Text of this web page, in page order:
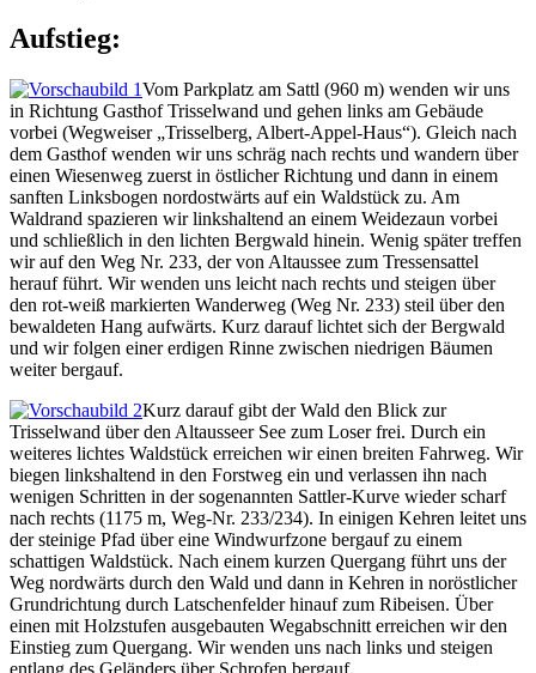
Aufstieg:
Vom Parkplatz am Sattl (960 m) wenden wir uns
in Richtung Gasthof Trisselwand und gehen links am Gebäude
vorbei (Wegweiser „Trisselberg, Albert-Appel-Haus“). Gleich nach
dem Gasthof wenden wir uns schräg nach rechts und wandern über
einen Wiesenweg zuerst in östlicher Richtung und dann in einem
sanften Linksbogen nordostwärts auf ein Waldstück zu. Am
Waldrand spazieren wir linkshaltend an einem Weidezaun vorbei
und schließlich in den lichten Bergwald hinein. Wenig später treffen
wir auf den Weg Nr. 233, der von Altaussee zum Tressensattel
herauf führt. Wir wenden uns leicht nach rechts und steigen über
den rot-weiß markierten Wanderweg (Weg Nr. 233) steil über den
bewaldeten Hang aufwärts. Kurz darauf lichtet sich der Bergwald
und wir folgen einer erdigen Rinne zwischen niedrigen Bäumen
weiter bergauf.
Kurz darauf gibt der Wald den Blick zur
Trisselwand über den Altausseer See zum Loser frei. Durch ein
weiteres lichtes Waldstück erreichen wir einen breiten Fahrweg. Wir
biegen linkshaltend in den Forstweg ein und verlassen ihn nach
wenigen Schritten in der sogenannten Sattler-Kurve wieder scharf
nach rechts (1175 m, Weg-Nr. 233/234). In einigen Kehren leitet uns
der steinige Pfad über eine Windwurfzone bergauf zu einem
schattigen Waldstück. Nach einem kurzen Quergang führt uns der
Weg nordwärts durch den Wald und dann in Kehren in noröstlicher
Grundrichtung durch Latschenfelder hinauf zum Ribeisen. Über
einen mit Holzstufen ausgebauten Wegabschnitt erreichen wir den
Einstieg zum Quergang. Wir wenden uns nach links und steigen
entlang des Geländers über Schrofen bergauf.